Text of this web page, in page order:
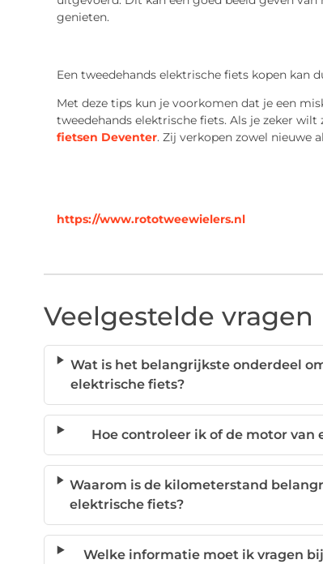
genieten.
Een tweedehands elektrische fiets kopen kan
Met deze tips kun je voorkomen dat je een
tweedehands elektrische fiets. Als je zeker wilt
fietsen Deventer. Zij verkopen zowel nieuwe
https://www.rototweewielers.nl
Veelgestelde vragen
Wat is het belangrijkste onderdeel
elektrische fiets?
Hoe controleer ik of de motor
Waarom is de kilometerstand
elektrische fiets?
Welke informatie moet ik vragen